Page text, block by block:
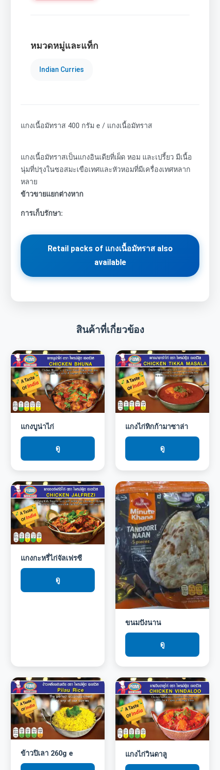
หมวดหมู่และแท็ก
Indian Curries
แกงเนื้อมัทราส 400 กรัม e / แกงเนื้อมัทราส
แกงเนื้อมัทราสเป็นแกงอินเดียที่เผ็ด หอม และเปรี้ยว มีเนื้อ
นุ่มที่ปรุงในซอสมะเขือเทศและหัวหอมที่มีเครื่องเทศหลาก
หลาย
ข้าวขายแยกต่างหาก
การเก็บรักษา:
Retail packs of แกงเนื้อมัทราส also
available
สินค้าที่เกี่ยวข้อง
แกงบูน่าไก่
ดู
แกงไก่ทิกก้ามาซาล่า
ดู
แกงกะหรี่ไก่จัลเฟรซี
ดู
ขนมปังนาน
ดู
ข้าวปิเลา 260g e แกงไก่วินดาลู